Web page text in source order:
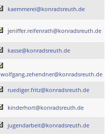
kaemmerei@konradsreuth.de
jeniffer.reifenrath@konradsreuth.de
kasse@konradsreuth.de
wolfgang.zehendner@konradsreuth.de
ruediger.fritz@konradsreuth.de
kinderhort@konradsreuth.de
jugendarbeit@konradsreuth.de